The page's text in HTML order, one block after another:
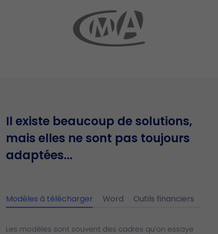
Il existe beaucoup de solutions,
mais elles ne sont pas toujours
adaptées...
Modèles à télécharger Word Outils financiers
Les modèles sont souvent des cadres qu’on essaye